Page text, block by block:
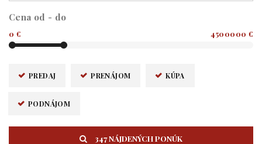
Cena od - do
0 € 4500000 €
PREDAJ PRENÁJOM KÚPA
PODNÁJOM
347 NÁJDENÝCH PONÚK